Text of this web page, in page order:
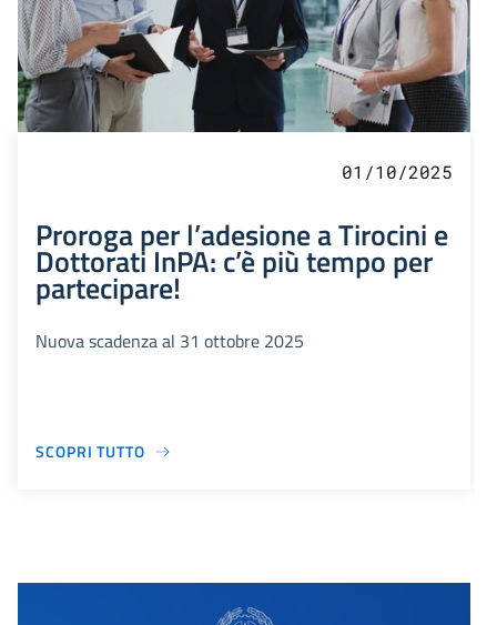
01/10/2025
Proroga per l’adesione a Tirocini e
Dottorati InPA: c’è più tempo per
partecipare!
Nuova scadenza al 31 ottobre 2025
SCOPRI TUTTO